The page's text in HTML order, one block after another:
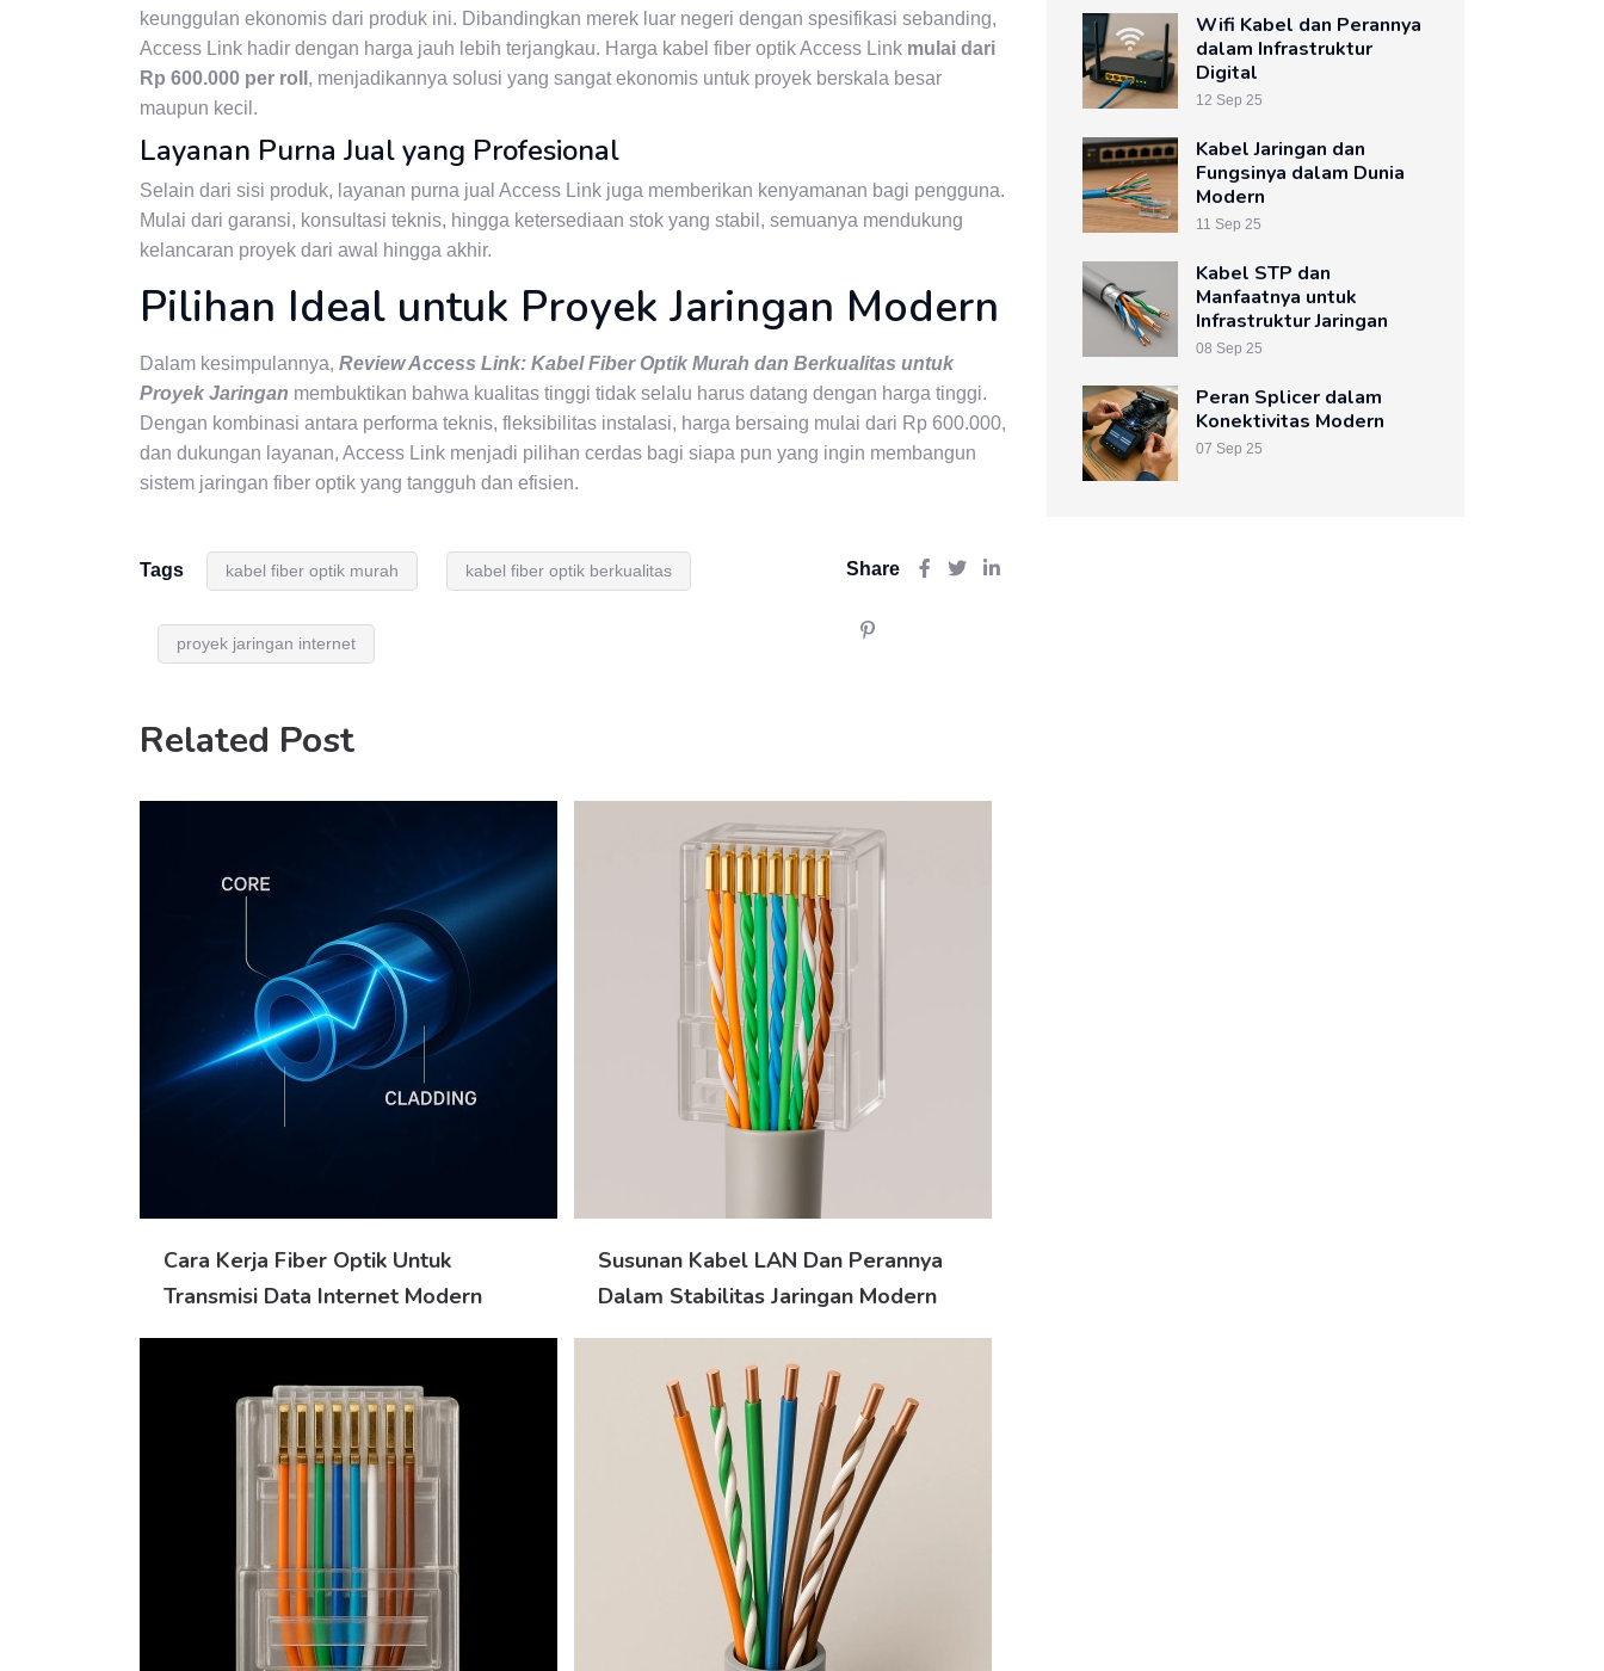
keunggulan ekonomis dari produk ini. Dibandingkan merek luar negeri dengan spesifikasi sebanding,
Access Link hadir dengan harga jauh lebih terjangkau. Harga kabel fiber optik Access Link mulai dari
Rp 600.000 per roll , menjadikannya solusi yang sangat ekonomis untuk proyek berskala besar
maupun kecil.
Layanan Purna Jual yang Profesional
Selain dari sisi produk, layanan purna jual Access Link juga memberikan kenyamanan bagi pengguna.
Mulai dari garansi, konsultasi teknis, hingga ketersediaan stok yang stabil, semuanya mendukung
kelancaran proyek dari awal hingga akhir.
Pilihan Ideal untuk Proyek Jaringan Modern
Dalam kesimpulannya, Review Access Link: Kabel Fiber Optik Murah dan Berkualitas untuk
Proyek Jaringan membuktikan bahwa kualitas tinggi tidak selalu harus datang dengan harga tinggi.
Dengan kombinasi antara performa teknis, fleksibilitas instalasi, harga bersaing mulai dari Rp 600.000,
dan dukungan layanan, Access Link menjadi pilihan cerdas bagi siapa pun yang ingin membangun
sistem jaringan fiber optik yang tangguh dan efisien.
Tags kabel fiber optik murah kabel fiber optik berkualitas
proyek jaringan internet
Share
Related Post
Cara Kerja Fiber Optik Untuk
Transmisi Data Internet Modern
Susunan Kabel LAN Dan Perannya
Dalam Stabilitas Jaringan Modern
Wifi Kabel dan Perannya
dalam Infrastruktur
Digital
12 Sep 25
Kabel Jaringan dan
Fungsinya dalam Dunia
Modern
11 Sep 25
Kabel STP dan
Manfaatnya untuk
Infrastruktur Jaringan
08 Sep 25
Peran Splicer dalam
Konektivitas Modern
07 Sep 25